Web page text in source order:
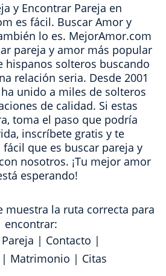
y Encontrar Pareja en
es fácil. Buscar Amor y
lo es. MejorAmor.com
pareja y amor más popular
hispanos solteros buscando
relación seria. Desde 2001
unido a miles de solteros
de calidad. Si estas
toma el paso que podría
inscríbete gratis y te
que es buscar pareja y
nosotros. ¡Tu mejor amor
esperando!
muestra la ruta correcta para
encontrar:
Pareja | Contacto |
| Matrimonio | Citas